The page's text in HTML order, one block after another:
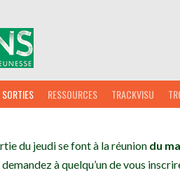
SORTIES RESSOURCES TRACKVISU
du jeudi se font à la réunion du
à quelqu’un de vous